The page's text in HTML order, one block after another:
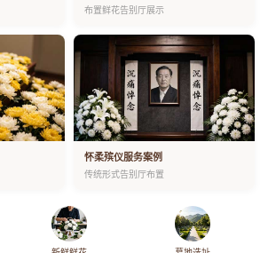
布置鲜花告别厅展示
怀柔殡仪服务案例
传统形式告别厅布置